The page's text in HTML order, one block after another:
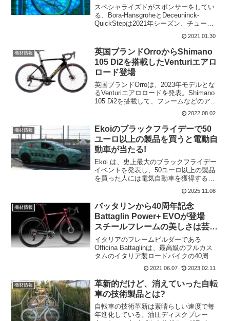
い?
スペシャライズドがスポンサーをしてい
る、Bora-HansgroheとDeceuninck-
QuickStepは2021年シーズン、チューブ
ラータイヤを完全に使わないことを目指
している。両チームは、これまでもクラ
シックを除く全てのレースでチ...
2021.01.30
機材情報
英国ブランドOrroからShimano
105 Di2を搭載したVenturiエアロ
ロード登場
英国ブランドOrroは、2023年モデルとな
るVenturiエアロロードを発表。Shimano
105 Di2を搭載して、フレームなどのアッ
プデートを施している。Orroには、105
Di2の在庫があるようで、Venturiエアロロ
ード以外...
2022.08.02
機材情報
Ekoiのブラックフライデーで50
ユーロ以上の製品を買うと電動自
動車が当たる!
Ekoi は、史上最大のブラックフライデー
イベントを発表し、50ユーロ以上の製品
を買った人には電気自動車を獲得するチ
ャンスを与えている。電動自転車ではな
くて電動自動車だ。新車のŠKODA
ELROQ Electricが当たる！ この...
2025.11.08
機材情報
バッタリンから40周年記念
Battaglin Power+ EVOが登場
スチールフレームの美しさは芸術
品だ
イタリアのフレームビルダーである
Officina Battaglinは、最高級のフルカス
タムのイタリア製ロードバイクの40周年
記念限定版 Power+ EVOを発表。今年は
創業40周年と、ジョヴァンニ・バッタリ
ンが1981年ブエルタ・ア・エ...
2021.06.07 2023.02.11
機材情報
革新的だけど、消えていった自転
車の技術製品とは?
自転車の技術革新は素晴らしい速度で毎
年進化している。油圧ディスクブレー